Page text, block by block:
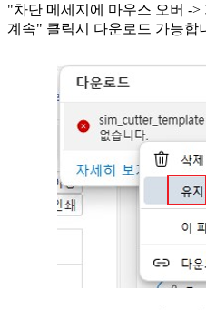
"차단 메세지에 마우스 오버 ->
계속" 클릭시 다운로드 가능합